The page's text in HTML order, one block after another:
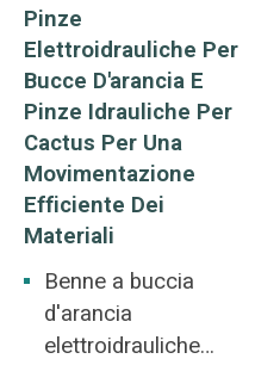
Pinze
Elettroidrauliche Per
Bucce D'arancia E
Pinze Idrauliche Per
Cactus Per Una
Movimentazione
Efficiente Dei
Materiali
Benne a buccia
d'arancia
elettroidrauliche